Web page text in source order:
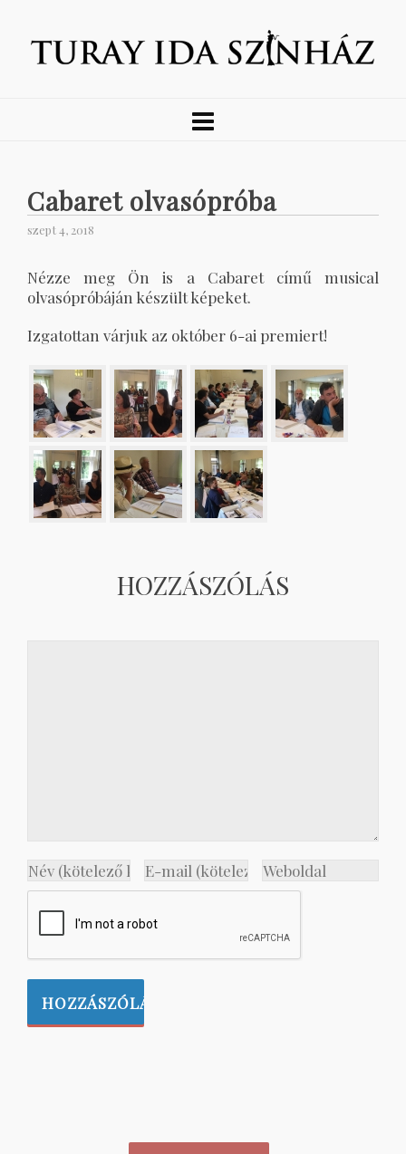
Cabaret olvasópróba
szept 4, 2018
Nézze meg Ön is a Cabaret című musical
olvasópróbáján készült képeket.
Izgatottan várjuk az október 6-ai premiert!
HOZZÁSZÓLÁS